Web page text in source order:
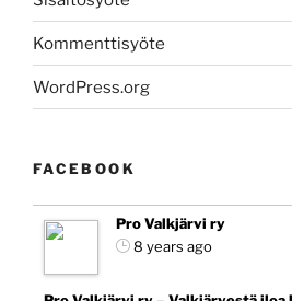
Kommenttisyöte
WordPress.org
FACEBOOK
Pro Valkjärvi ry
8 years ago